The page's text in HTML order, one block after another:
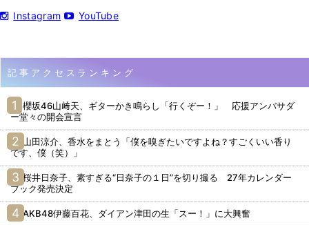
Instagram YouTube
記事アクセスランキング
櫻坂46山﨑天、ギターかき鳴らし「行くぞー！」 応援アンバサダ
ー堂々の開会宣言
山田涼介、香水をまとう「僕を嗅ぎたいですよね？すごくいい香り
です、僕（笑）」
桜井日奈子、素すぎる“日奈子の１日”を切り撮る 27年カレンダー
ブック発売決定
AKB48伊藤百花、ダイアン津田の生「スー！」に大興奮